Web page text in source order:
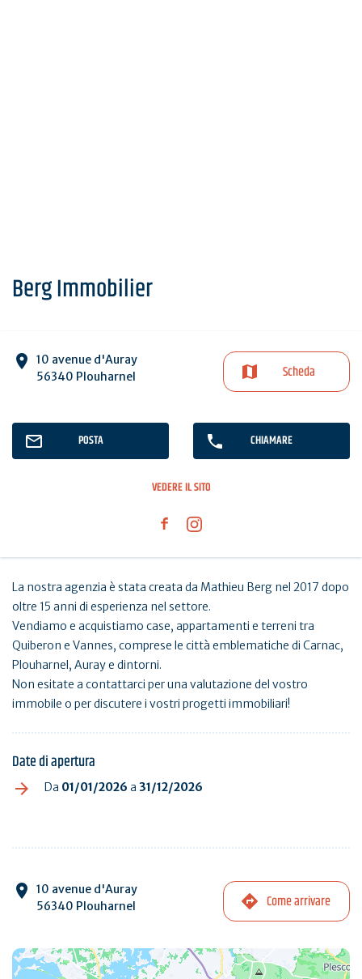
Berg Immobilier
10 avenue d'Auray
56340 Plouharnel
Scheda
POSTA CHIAMARE
VEDERE IL SITO
La nostra agenzia è stata creata da Mathieu Berg nel 2017 dopo
oltre 15 anni di esperienza nel settore.
Vendiamo e acquistiamo case, appartamenti e terreni tra
Quiberon e Vannes, comprese le città emblematiche di Carnac,
Plouharnel, Auray e dintorni.
Non esitate a contattarci per una valutazione del vostro
immobile o per discutere i vostri progetti immobiliari!
Date di apertura
Da 01/01/2026 a 31/12/2026
10 avenue d'Auray
56340 Plouharnel
Come arrivare